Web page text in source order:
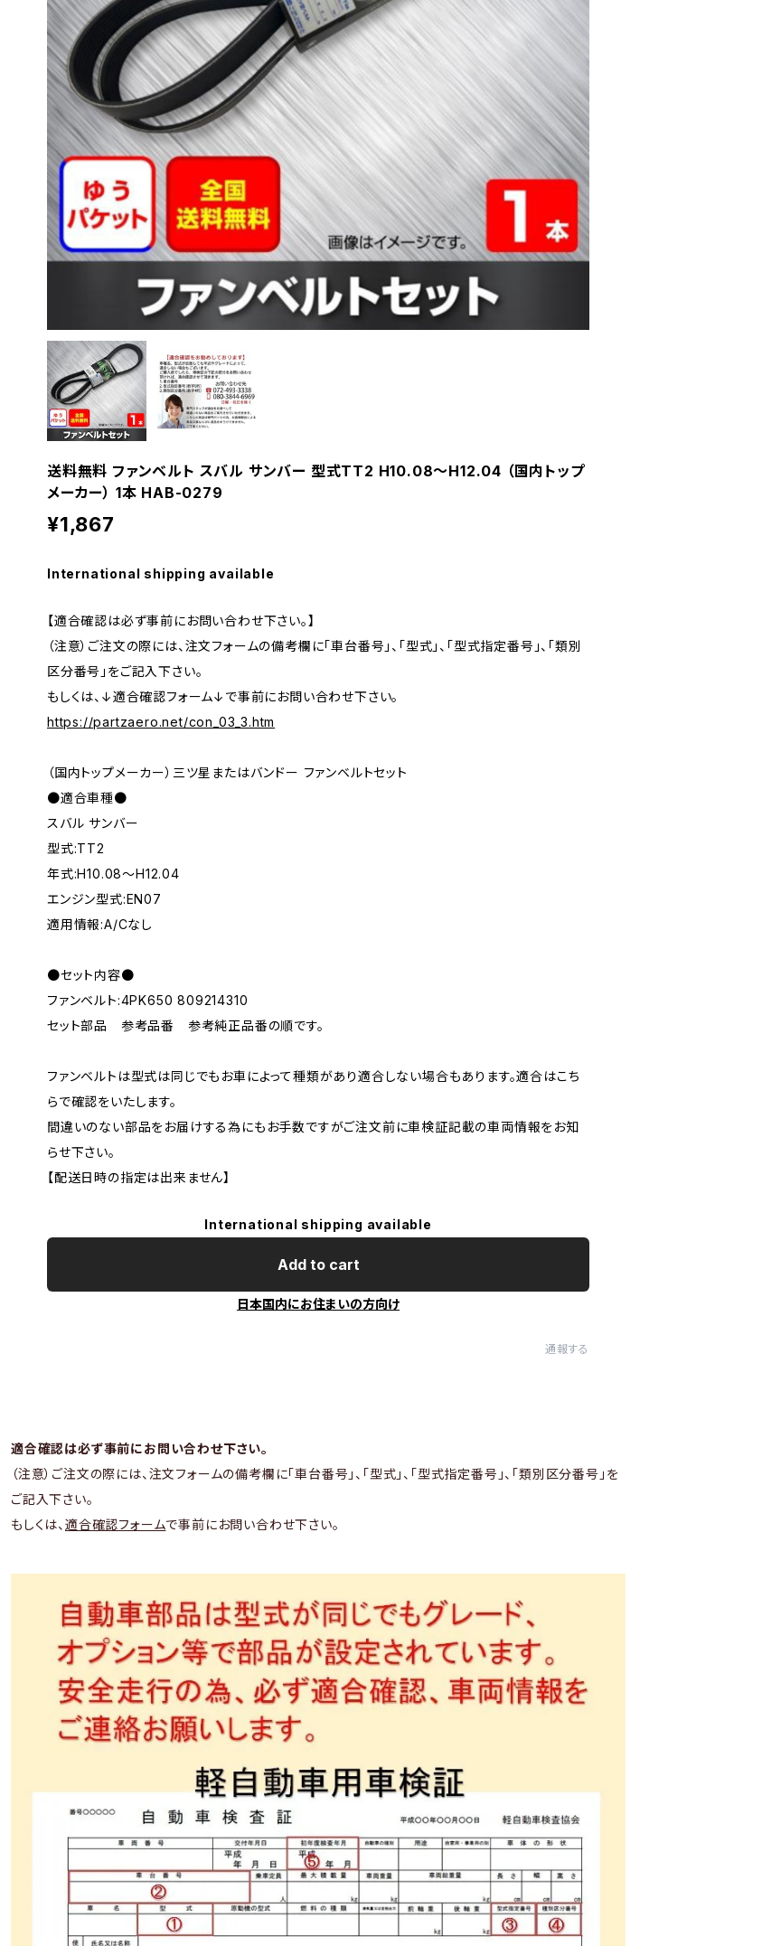
送料無料 ファンベルト スバル サンバー 型式TT2 H10.08～H12.04 （国内トップ
メーカー） 1本 HAB-0279
¥1,867
International shipping available
【適合確認は必ず事前にお問い合わせ下さい。】
（注意）ご注文の際には、注文フォームの備考欄に「車台番号」、「型式」、「型式指定番号」、「類別
区分番号」をご記入下さい。
もしくは、↓適合確認フォーム↓で事前にお問い合わせ下さい。
https://partzaero.net/con_03_3.htm
（国内トップメーカー）三ツ星またはバンドー ファンベルトセット
●適合車種●
スバル サンバー
型式:TT2
年式:H10.08～H12.04
エンジン型式:EN07
適用情報:A/Cなし
●セット内容●
ファンベルト:4PK650 809214310
セット部品 参考品番 参考純正品番の順です。
ファンベルトは型式は同じでもお車によって種類があり適合しない場合もあります。適合はこち
らで確認をいたします。
間違いのない部品をお届けする為にもお手数ですがご注文前に車検証記載の車両情報をお知
らせ下さい。
【配送日時の指定は出来ません】
International shipping available
Add to cart
日本国内にお住まいの方向け
通報する
適合確認は必ず事前にお問い合わせ下さい。
（注意）ご注文の際には、注文フォームの備考欄に「車台番号」、「型式」、「型式指定番号」、「類別区分番号」を
ご記入下さい。
もしくは、 適合確認フォームで事前にお問い合わせ下さい。